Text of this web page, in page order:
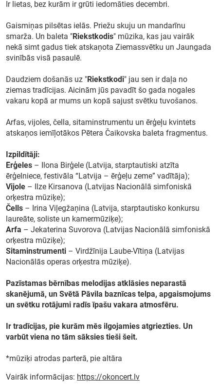
Izvēlēties
Ir lietas, bez kurām ir grūti iedomāties decembri.
Gaismiņas pilsētas ielās. Priežu skuju un mandarīnu
smarža. Un baleta "Riekstkodis" mūzika, kas jau vairāk
nekā simt gadus tiek atskaņota Ziemassvētku un Jaungada
svinībās visā pasaulē.
Daudziem došanās uz "Riekstkodi" jau sen ir daļa no
ziemas tradīcijas. Aicinām jūs pavadīt šo gada nogales
vakaru kopā ar mums un kopā sajust svētku tuvošanos.
Arfas, vijoles, čella, sitaminstrumentu un ērģeļu kvintets
atskaņos iemīļotākos Pētera Čaikovska baleta fragmentus.
Izpildītāji:
Ērģeles – Ilona Birģele (Latvija, starptautiski atzīta
ērģelniece, festivāla “Latvija – ērģeļu zeme” vadītāja);
Vijole – Ilze Kirsanova (Latvijas Nacionālā simfoniskā
orķestra mūziķe);
Čells – Irina Viļegžaņina (Latvija, starptautisko konkursu
laureāte, soliste un kamermūziķe);
Arfa – Jekaterina Suvorova (Latvijas Nacionālā simfoniskā
orķestra mūziķe);
Sitaminstrumenti – Virdžīnija Laube-Vītiņa (Latvijas
Nacionālās operas orķestra mūziķe).
Pazīstamas bērnības melodijas atklāsies neparastā
skanējumā, un Svētā Pāvila baznīcas telpa, apgaismojums
un svētku rotājumi radīs īpašu vakara atmosfēru.
Ir tradīcijas, pie kurām mēs ilgojamies atgriezties. Un
varbūt viena no tām sāksies tieši šeit.
*mūziķi atrodas parterā, pie altāra
Vairāk informācijas: https://okoncert.lv